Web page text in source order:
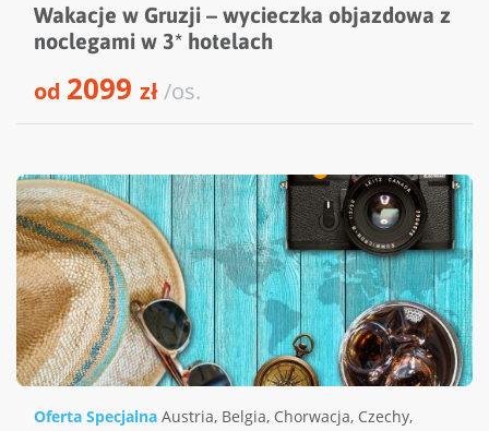
Wakacje w Gruzji – wycieczka objazdowa z
noclegami w 3* hotelach
od 2099 zł/os.
Oferta Specjalna Austria, Belgia, Chorwacja, Czechy,